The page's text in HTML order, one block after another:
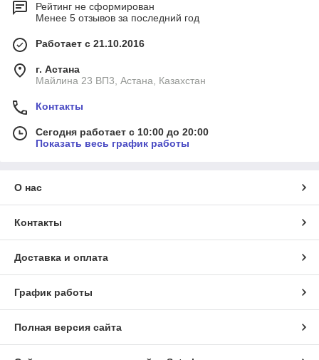
Рейтинг не сформирован
Менее 5 отзывов за последний год
Работает с 21.10.2016
г. Астана
Майлина 23 ВП3, Астана, Казахстан
Контакты
Сегодня работает с 10:00 до 20:00
Показать весь график работы
О нас
Контакты
Доставка и оплата
График работы
Полная версия сайта